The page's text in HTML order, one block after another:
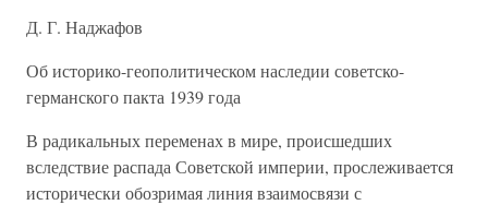
Д. Г. Наджафов
Об историко-геополитическом наследии советско-
германского пакта 1939 года
В радикальных переменах в мире, происшедших
вследствие распада Советской империи, прослеживается
исторически обозримая линия взаимосвязи с